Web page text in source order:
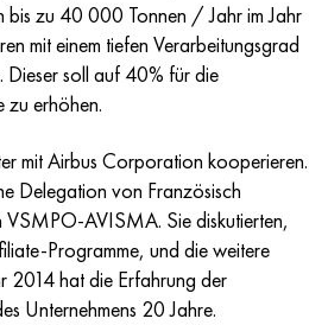
bis zu 40 000 Tonnen / Jahr im Jahr
mit einem tiefen Verarbeitungsgrad
Dieser soll auf 40% für die
zu erhöhen.
mit Airbus Corporation kooperieren.
Delegation von Französisch
VSMPO-AVISMA. Sie diskutierten,
Programme, und die weitere
2014 hat die Erfahrung der
Unternehmens 20 Jahre.
uns s45500
sw18